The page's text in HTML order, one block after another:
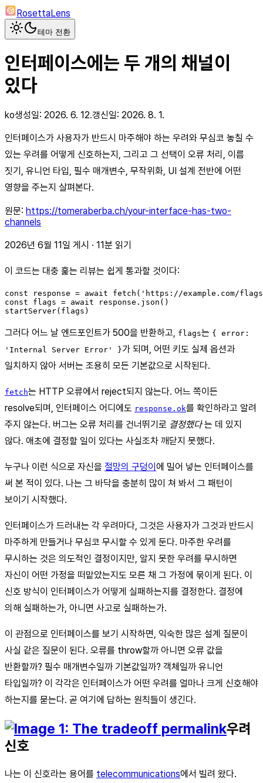
RosettaLens
테마 전환
인터페이스에는 두 개의 채널이
있다
ko생성일: 2026. 6. 12.갱신일: 2026. 8. 1.
인터페이스가 사용자가 반드시 마주해야 하는 우려와 무심코 놓칠 수
있는 우려를 어떻게 신호하는지, 그리고 그 선택이 오류 처리, 이름
짓기, 유니언 타입, 필수 매개변수, 무작위화, UI 설계 전반에 어떤
영향을 주는지 살펴본다.
원문: https://tomeraberba.ch/your-interface-has-two-
channels
2026년 6월 11일 게시 · 11분 읽기
이 코드는 대충 훑는 리뷰는 쉽게 통과할 것이다:
const response = await fetch('https://example.com/
const flags = await response.json()
그러다 어느 날 엔드포인트가 500을 반환하고, flags는 { error:
'Internal Server Error' }가 되며, 어떤 키도 실제 옵션과
일치하지 않아 서버는 조용히 모든 기본값으로 시작된다.
fetch는 HTTP 오류에서 reject되지 않는다. 어느 쪽이든
resolve되며, 인터페이스 어디에도 response.ok를 확인하라고 알려
주지 않는다. 버그는 오류 처리를 건너뛰기로 결정했다는 데 있지
않다. 애초에 결정할 일이 있다는 사실조차 깨닫지 못했다.
누구나 이런 식으로 자신을 절망의 구덩이 에 밀어 넣는 인터페이스를
써 본 적이 있다. 나는 그 바닥을 충분히 많이 쳐 봐서 그 패턴이
보이기 시작했다.
인터페이스가 드러내는 각 우려마다, 그것은 사용자가 그것과 반드시
마주하게 만들거나 무심코 무시할 수 있게 둔다. 마주한 우려를
무시하는 것은 의도적인 결정이지만, 알지 못한 우려를 무시하면
자신이 어떤 가정을 떠맡았는지도 모른 채 그 가정에 묶이게 된다. 이
신호 방식이 인터페이스가 어떻게 실패하는지를 결정한다. 결정에
의해 실패하는가, 아니면 사고로 실패하는가.
이 관점으로 인터페이스를 보기 시작하면, 익숙한 많은 설계 질문이
사실 같은 질문이 된다. 오류를 throw할까 아니면 오류 값을
반환할까? 필수 매개변수일까 기본값일까? 객체일까 유니언
타입일까? 이 각각은 인터페이스가 어떤 우려를 얼마나 크게 신호해야
하는지를 묻는다. 곧 여기에 답하는 원칙들이 생긴다.
우려
신호
나는 이 신호라는 용어를 telecommunications에서 빌려 왔다.